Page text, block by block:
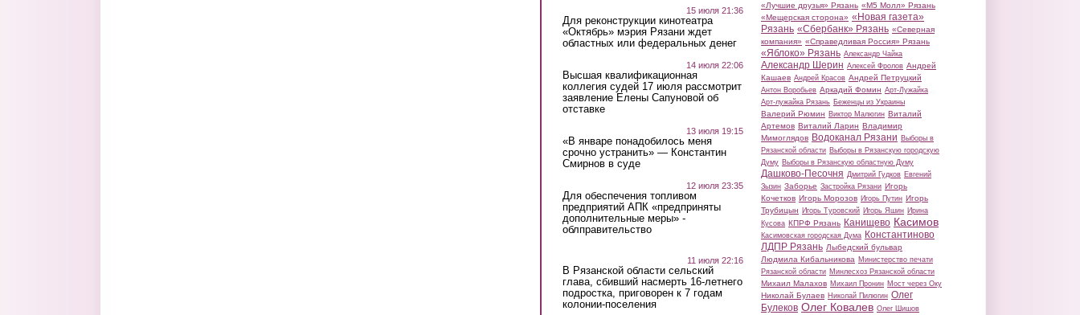
15 июля 21:36
Для реконструкции кинотеатра
«Октябрь» мэрия Рязани ждет
областных или федеральных денег
14 июля 22:06
Высшая квалификационная
коллегия судей 17 июля рассмотрит
заявление Елены Сапуновой об
отставке
13 июля 19:15
«В январе понадобилось меня
срочно устранить» — Константин
Смирнов в суде
12 июля 23:35
Для обеспечения топливом
предприятий АПК «предприняты
дополнительные меры» -
облправительство
11 июля 22:16
В Рязанской области сельский
глава, сбивший насмерть 16-летнего
подростка, приговорен к 7 годам
колонии-поселения
«Лучшие друзья» Рязань «М5 Молл» Рязань
«Мещерская сторона» «Новая газета»
Рязань «Сбербанк» Рязань «Северная
компания» «Справедливая Россия» Рязань
«Яблоко» Рязань Александр Чайка
Александр Шерин Алексей Фролов Андрей
Кашаев Андрей Красов Андрей Петруцкий
Антон Воробьев Аркадий Фомин Арт-Лужайка
Арт-лужайка Рязань Беженцы из Украины
Валерий Рюмин Виктор Малюгин Виталий
Артемов Виталий Ларин Владимир
Мимоглядов Водоканал Рязани Выборы в
Рязанской области Выборы в Рязанскую городскую
Думу Выборы в Рязанскую областную Думу
Дашково-Песочня Дмитрий Гудков Евгений
Зызин Заборье Застройка Рязани Игорь
Кочетков Игорь Морозов Игорь Путин Игорь
Трубицын Игорь Туровский Игорь Яшин Ирина
Кусова КПРФ Рязань Канищево Касимов
Касимовская городская Дума Константиново
ЛДПР Рязань Лыбедский бульвар
Людмила Кибальникова Министерство печати
Рязанской области Минлесхоз Рязанской области
Михаил Малахов Михаил Пронин Мост через Оку
Николай Булаев Николай Пилюгин Олег
Булеков Олег Ковалев Олег Шишов